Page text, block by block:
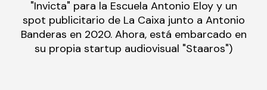
"Invicta" para la Escuela Antonio Eloy y un
spot publicitario de La Caixa junto a Antonio
Banderas en 2020. Ahora, está embarcado en
su propia startup audiovisual "Staaros")